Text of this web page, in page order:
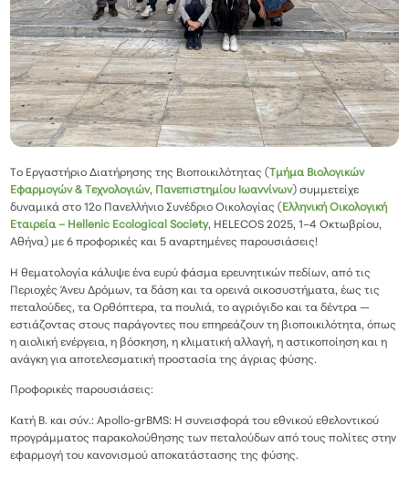
Το Εργαστήριο Διατήρησης της Βιοποικιλότητας (
Τμήμα Βιολογικών
Εφαρμογών & Τεχνολογιών, Πανεπιστημίου Ιωαννίνων) συμμετείχε
δυναμικά στο 12ο Πανελλήνιο Συνέδριο Οικολογίας ( Ελληνική Οικολογική
Εταιρεία – Hellenic Ecological Society, HELECOS 2025, 1–4 Οκτωβρίου,
Αθήνα) με 6 προφορικές και 5 αναρτημένες παρουσιάσεις!
Η θεματολογία κάλυψε ένα ευρύ φάσμα ερευνητικών πεδίων, από τις
Περιοχές Άνευ Δρόμων, τα δάση και τα ορεινά οικοσυστήματα, έως τις
πεταλούδες, τα Ορθόπτερα, τα πουλιά, το αγριόγιδο και τα δέντρα —
εστιάζοντας στους παράγοντες που επηρεάζουν τη βιοποικιλότητα, όπως
η αιολική ενέργεια, η βόσκηση, η κλιματική αλλαγή, η αστικοποίηση και η
ανάγκη για αποτελεσματική προστασία της άγριας φύσης.
Προφορικές παρουσιάσεις:
Κατή Β. και σύν.: Apollo-grBMS: Η συνεισφορά του εθνικού εθελοντικού
προγράμματος παρακολούθησης των πεταλούδων από τους πολίτες στην
εφαρμογή του κανονισμού αποκατάστασης της φύσης.